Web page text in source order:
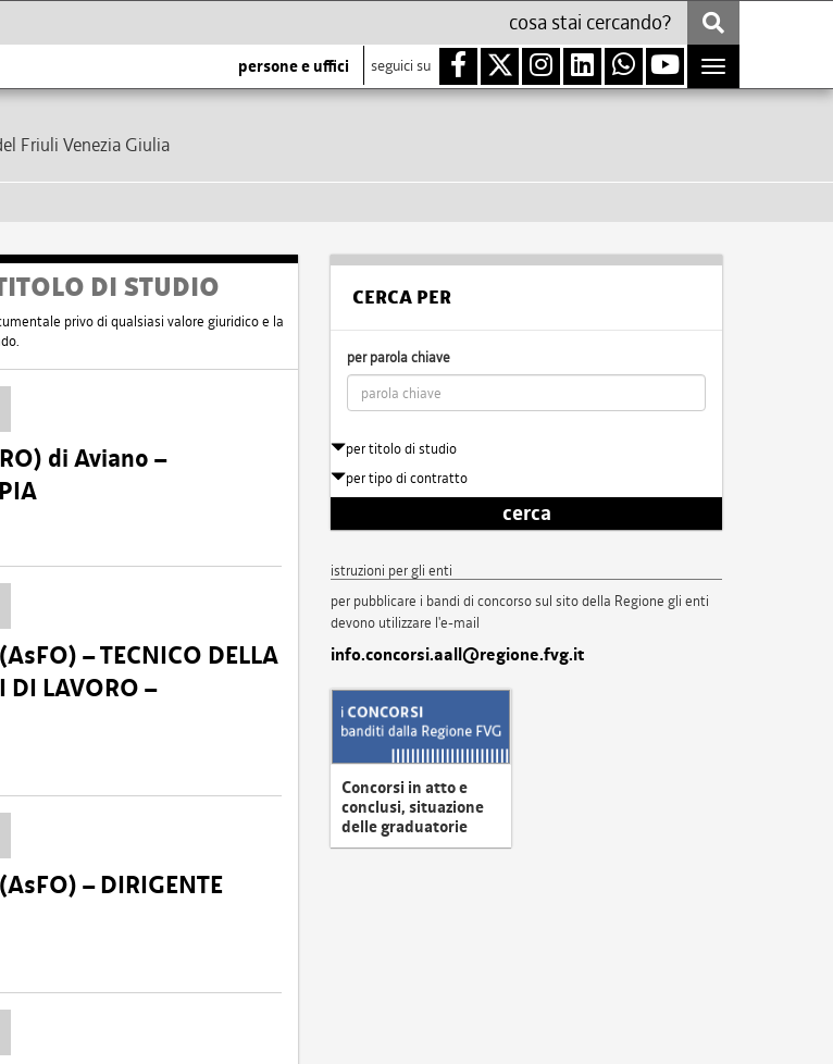
persone e uffici seguici su
Toggle
navigation
Friuli Venezia Giulia
DI STUDIO
privo di qualsiasi valore giuridico e la
di Aviano –
– TECNICO DELLA
DI LAVORO –
– DIRIGENTE
CERCA PER
per parola chiave
per titolo di studio
per tipo di contratto
cerca
istruzioni per gli enti
per pubblicare i bandi di concorso sul sito della Regione gli enti
devono utilizzare l'e-mail
info.concorsi.aall@regione.fvg.it
Concorsi in atto e
conclusi, situazione
delle graduatorie